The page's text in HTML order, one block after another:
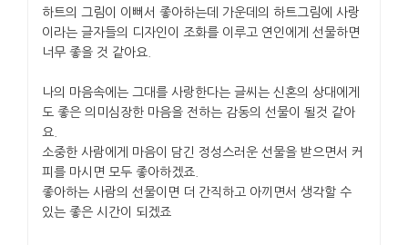
하트의 그림이 이뻐서 좋아하는데 가운데의 하트그림에 사랑
이라는 글자들의 디자인이 조화를 이루고 연인에게 선물하면
너무 좋을 것 같아요.
나의 마음속에는 그대를 사랑한다는 글씨는 신혼의 상대에게
도 좋은 의미심장한 마음을 전하는 감동의 선물이 될것 같아
요.
소중한 사람에게 마음이 담긴 정성스러운 선물을 받으면서 커
피를 마시면 모두 좋아하겠죠.
좋아하는 사람의 선물이면 더 간직하고 아끼면서 생각할 수
있는 좋은 시간이 되겠죠